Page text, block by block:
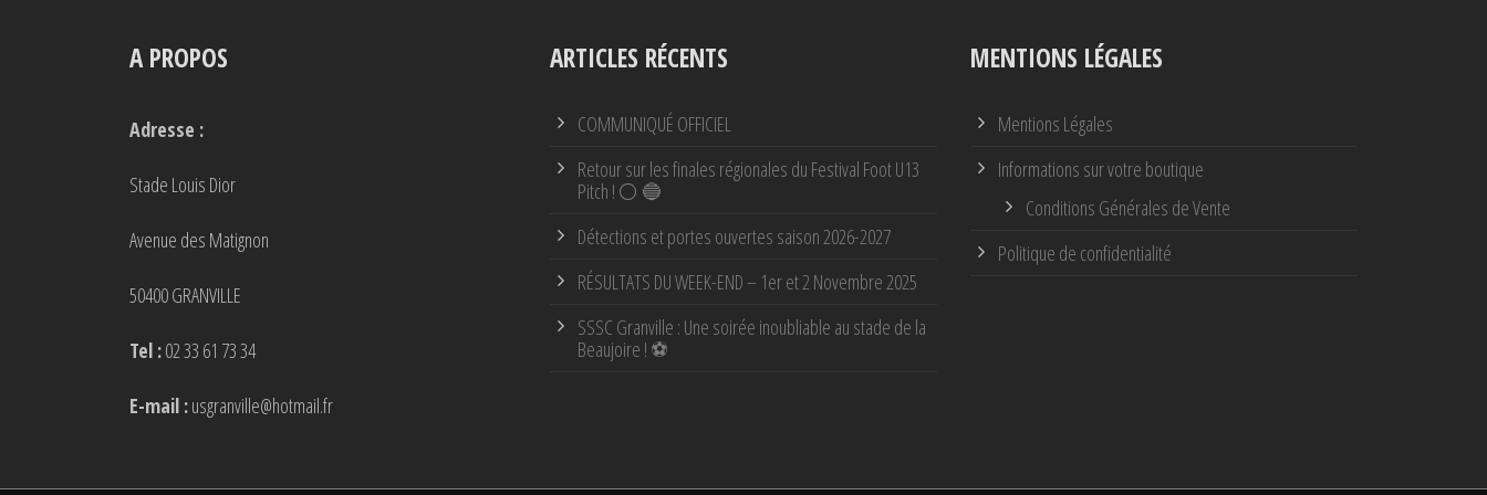
A PROPOS
Adresse :
Stade Louis Dior
Avenue des Matignon
50400 GRANVILLE
Tel :02 33 61 73 34
E-mail :usgranville@hotmail.fr
ARTICLES RÉCENTS
COMMUNIQUÉ OFFICIEL
Retour sur les finales régionales du Festival Foot U13
Pitch ! ⚪ 🔵
Détections et portes ouvertes saison 2026-2027
RÉSULTATS DU WEEK-END – 1er et 2 Novembre 2025
SSSC Granville : Une soirée inoubliable au stade de la
Beaujoire ! ⚽
MENTIONS LÉGALES
Mentions Légales
Informations sur votre boutique
Conditions Générales de Vente
Politique de confidentialité